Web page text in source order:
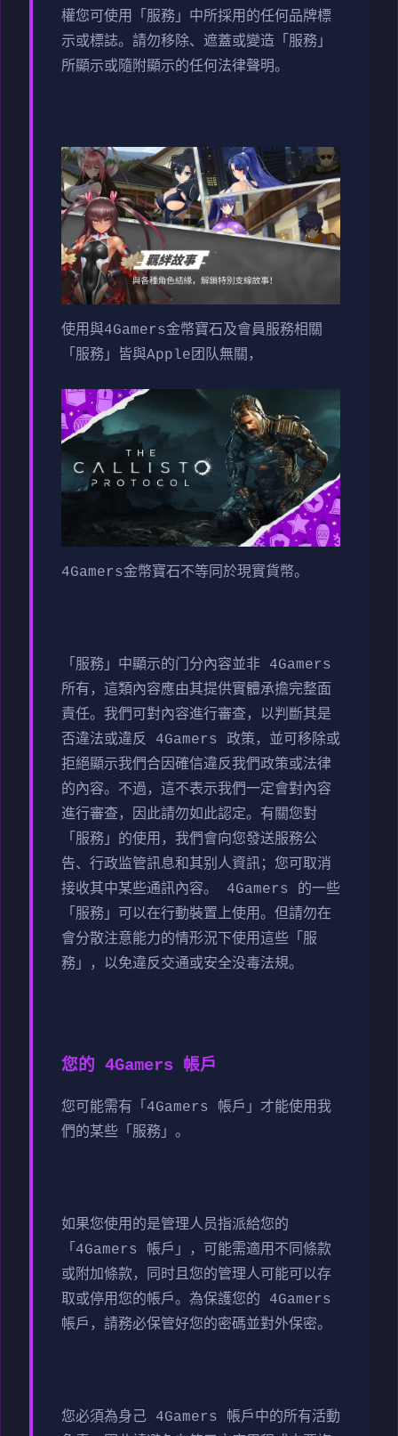
權您可使用「服務」中所採用的任何品牌標
示或標誌。請勿移除、遮蓋或變造「服務」
所顯示或隨附顯示的任何法律聲明。
使用與4Gamers金幣寶石及會員服務相關
「服務」皆與Apple团队無關，
4Gamers金幣寶石不等同於現實貨幣。
「服務」中顯示的门分內容並非 4Gamers
所有，這類內容應由其提供實體承擔完整面
責任。我們可對內容進行審查，以判斷其是
否違法或違反 4Gamers 政策，並可移除或
拒絕顯示我們合因確信違反我們政策或法律
的內容。不過，這不表示我們一定會對內容
進行審查，因此請勿如此認定。有關您對
「服務」的使用，我們會向您發送服務公
告、行政监管訊息和其别人資訊；您可取消
接收其中某些通訊內容。 4Gamers 的一些
「服務」可以在行動裝置上使用。但請勿在
會分散注意能力的情形況下使用這些「服
務」，以免違反交通或安全没毒法規。
您的 4Gamers 帳戶
您可能需有「4Gamers 帳戶」才能使用我
們的某些「服務」。
如果您使用的是管理人员指派給您的
「4Gamers 帳戶」，可能需適用不同條款
或附加條款，同时且您的管理人可能可以存
取或停用您的帳戶。為保護您的 4Gamers
帳戶，請務必保管好您的密碼並對外保密。
您必須為身己 4Gamers 帳戶中的所有活動